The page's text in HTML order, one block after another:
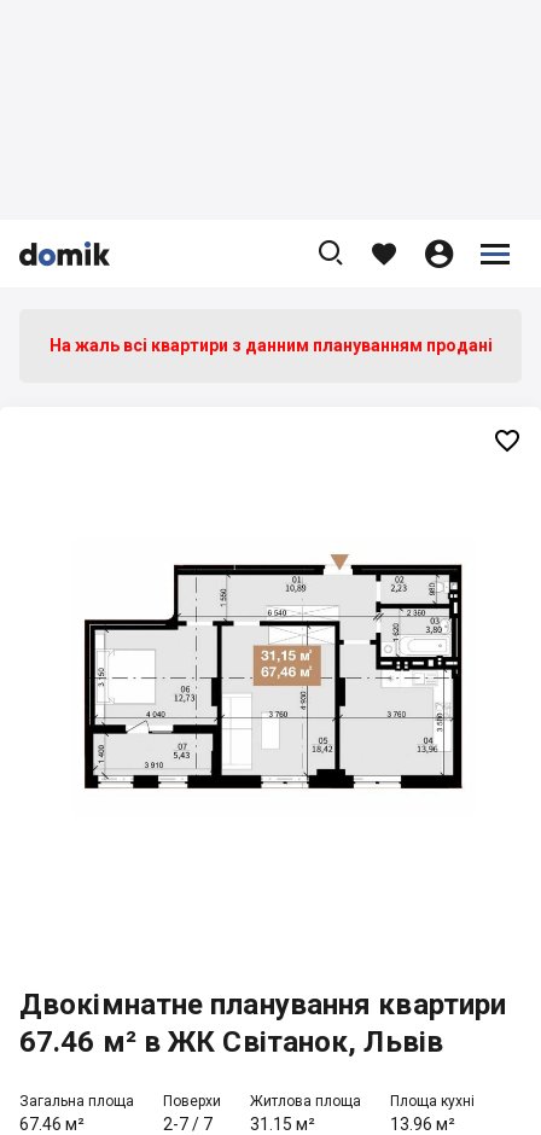


    


На жаль всі квартири з данним плануванням продані
Двокімнатне планування квартири
67.46 м² в ЖК Світанок, Львів
Загальна площа
67.46 м²
Поверхи
2-7/ 7
Житлова площа
31.15 м²
Площа кухні
13.96 м²
